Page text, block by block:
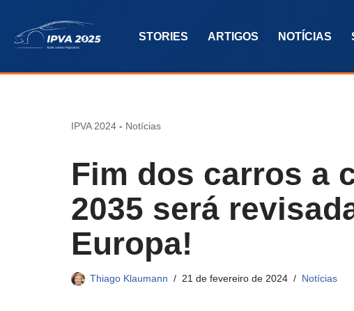
Pular
o
STORIES ARTIGOS NOTÍCIAS
IPVA 2024 - Notícias
Fim dos carros a
2035 será
Europa!
Thiago Klaumann 21 de fevereiro de 2024 Notícias